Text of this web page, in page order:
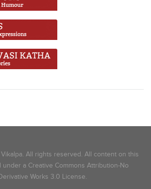
All rights reserved. All content on this
under a Creative Commons Attribution-No
Works 3.0 License.